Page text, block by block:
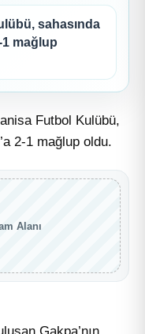
sahasında
1 mağlup
Futbol Kulübü,
2-1 mağlup oldu.
Alanı
Gakpa’nın